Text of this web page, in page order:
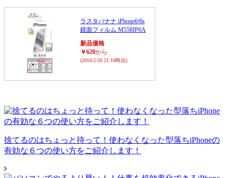
ラスタバナナ iPhone6/6s
鏡面フィルム M558IP6A
新品価格
￥620から
(2016/2/26 21:16時点)
捨てるのはちょっと待って！使わなくなった型落ちiPhoneの
有効な６つの使い方をご紹介します！